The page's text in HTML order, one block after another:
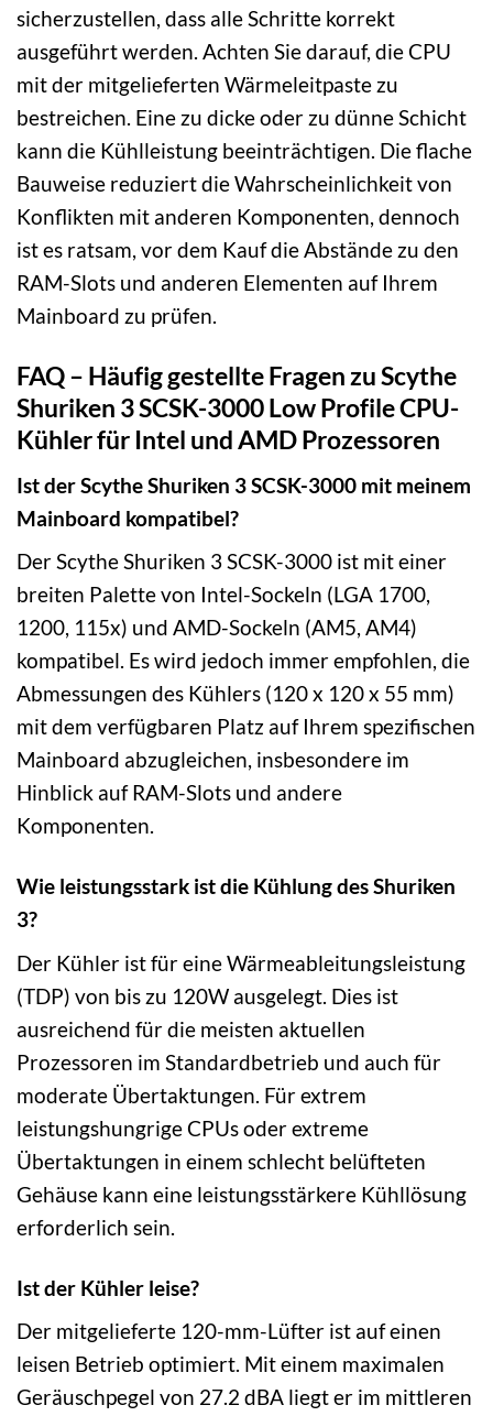
sicherzustellen, dass alle Schritte korrekt
ausgeführt werden. Achten Sie darauf, die CPU
mit der mitgelieferten Wärmeleitpaste zu
bestreichen. Eine zu dicke oder zu dünne Schicht
kann die Kühlleistung beeinträchtigen. Die flache
Bauweise reduziert die Wahrscheinlichkeit von
Konflikten mit anderen Komponenten, dennoch
ist es ratsam, vor dem Kauf die Abstände zu den
RAM-Slots und anderen Elementen auf Ihrem
Mainboard zu prüfen.
FAQ – Häufig gestellte Fragen zu Scythe
Shuriken 3 SCSK-3000 Low Profile CPU-
Kühler für Intel und AMD Prozessoren
Ist der Scythe Shuriken 3 SCSK-3000 mit meinem
Mainboard kompatibel?
Der Scythe Shuriken 3 SCSK-3000 ist mit einer
breiten Palette von Intel-Sockeln (LGA 1700,
1200, 115x) und AMD-Sockeln (AM5, AM4)
kompatibel. Es wird jedoch immer empfohlen, die
Abmessungen des Kühlers (120 x 120 x 55 mm)
mit dem verfügbaren Platz auf Ihrem spezifischen
Mainboard abzugleichen, insbesondere im
Hinblick auf RAM-Slots und andere
Komponenten.
Wie leistungsstark ist die Kühlung des Shuriken
3?
Der Kühler ist für eine Wärmeableitungsleistung
(TDP) von bis zu 120W ausgelegt. Dies ist
ausreichend für die meisten aktuellen
Prozessoren im Standardbetrieb und auch für
moderate Übertaktungen. Für extrem
leistungshungrige CPUs oder extreme
Übertaktungen in einem schlecht belüfteten
Gehäuse kann eine leistungsstärkere Kühllösung
erforderlich sein.
Ist der Kühler leise?
Der mitgelieferte 120-mm-Lüfter ist auf einen
leisen Betrieb optimiert. Mit einem maximalen
Geräuschpegel von 27.2 dBA liegt er im mittleren